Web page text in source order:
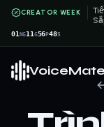
CREATOR WEEK
01NG11 G56P48S
VoiceMate